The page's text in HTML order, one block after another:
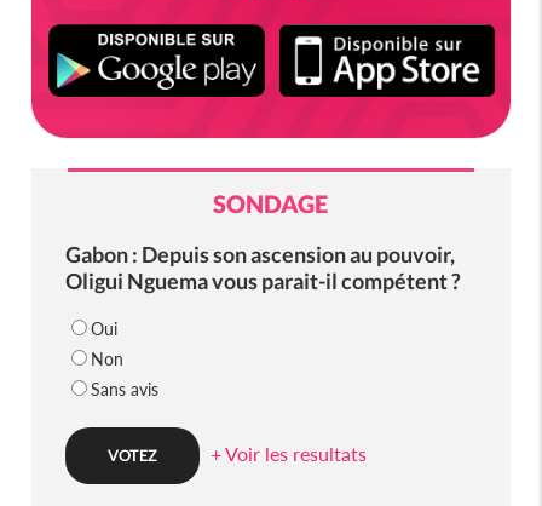
SONDAGE
Gabon : Depuis son ascension au pouvoir,
Oligui Nguema vous parait-il compétent ?
Oui
Non
Sans avis
+ Voir les resultats